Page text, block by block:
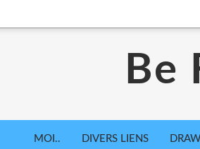
Be
MOI.. DIVERS LIENS